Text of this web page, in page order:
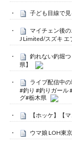
子ども目線で
マイチェン後
J Limited/スズキ エ
釣れない釣堀
県】
ライブ配信中
#釣り #釣りガール
グ#栃木県
【ホッケ】【
ウマ娘 LOH東